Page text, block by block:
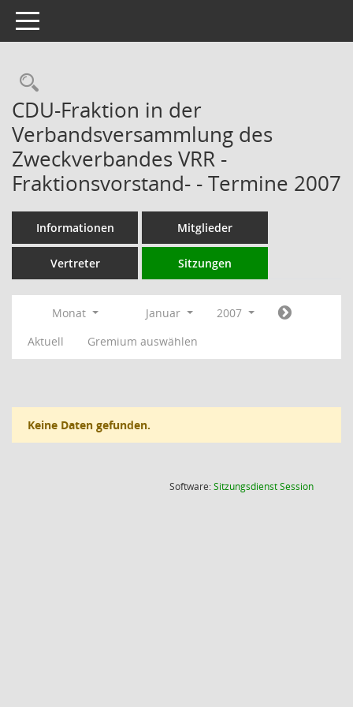
Toggle navigation
Rechercheauswahl
CDU-Fraktion in der
Verbandsversammlung des
Zweckverbandes VRR -
Fraktionsvorstand- - Termine 2007
Informationen Mitglieder
Vertreter Sitzungen
Monat Januar
2007
Aktuell
Gremium auswählen
Keine Daten gefunden.
Software:SitzungsdienstSession(Wird in